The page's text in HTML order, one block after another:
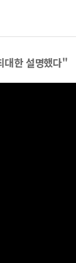
한 설명했다"